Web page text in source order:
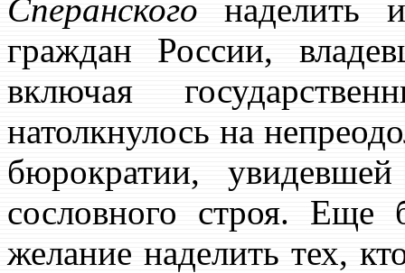
Сперанского наделить
граждан России,
включая
натолкнулось на
бюрократии,
сословного строя. Еще
желание наделить тех,